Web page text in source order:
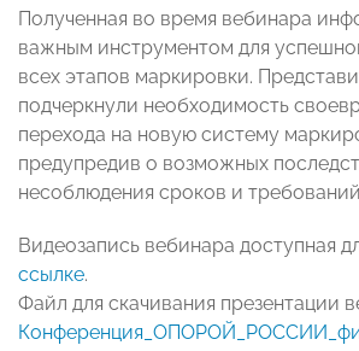
Полученная во время вебинара
важным инструментом для
всех этапов маркировки.
подчеркнули необходимость
перехода на новую систему
предупредив о возможных
несоблюдения сроков и
Видеозапись вебинара доступная
ссылке.
Файл для скачивания презентации